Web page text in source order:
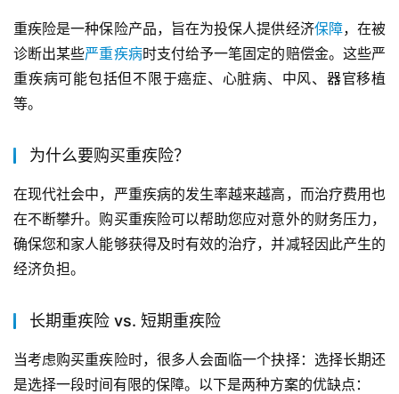
重疾险是一种保险产品，旨在为投保人提供经济保障，在被
诊断出某些严重疾病时支付给予一笔固定的赔偿金。这些严
重疾病可能包括但不限于癌症、心脏病、中风、器官移植
等。
为什么要购买重疾险？
在现代社会中，严重疾病的发生率越来越高，而治疗费用也
在不断攀升。购买重疾险可以帮助您应对意外的财务压力，
确保您和家人能够获得及时有效的治疗，并减轻因此产生的
经济负担。
长期重疾险 vs. 短期重疾险
当考虑购买重疾险时，很多人会面临一个抉择：选择长期还
是选择一段时间有限的保障。以下是两种方案的优缺点：